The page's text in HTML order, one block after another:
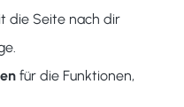
die Seite nach dir
für die Funktionen,